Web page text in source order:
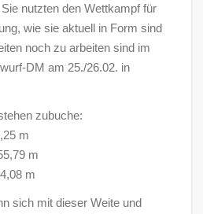
nutzten den Wettkampf für
wie sie aktuell in Form sind
noch zu arbeiten sind im
DM am 25./26.02. in
zubuche:
m
m
m
sich mit dieser Weite und